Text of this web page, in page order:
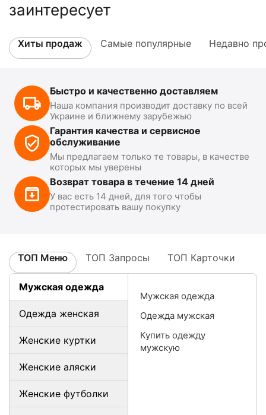
заинтересует
Хиты продаж Самые популярные Недавно
Быстро и качественно доставляем
Наша компания производит доставку по всей
Украине и ближнему зарубежью
Гарантия качества и сервисное
обслуживание
Мы предлагаем только те товары, в качестве
которых мы уверены
Возврат товара в течение 14 дней
У вас есть 14 дней, для того чтобы
протестировать вашу покупку
ТОП Меню ТОП Запросы ТОП Карточки
Мужская одежда
Одежда женская
Женские куртки
Женские аляски
Женские футболки
Мужская одежда
Одежда мужская
Купить одежду
мужскую